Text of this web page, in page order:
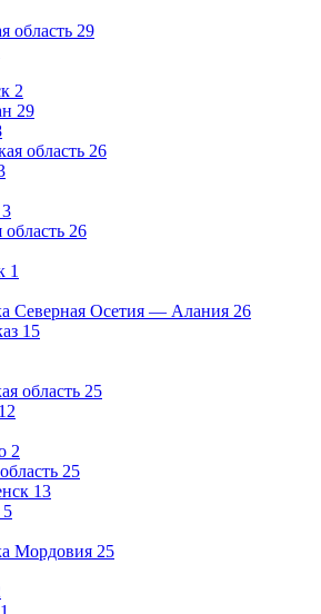
область 29
2
29
область 26
3
26
1
Северная Осетия — Алания 26
15
область 25
12
2
25
13
5
Мордовия 25